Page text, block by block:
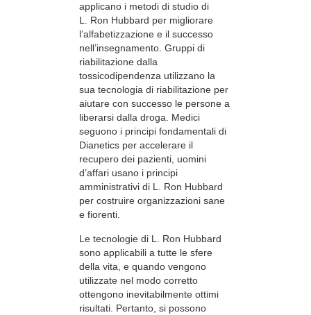
applicano i metodi di studio di
L. Ron Hubbard per migliorare
l’alfabetizzazione e il successo
nell’insegnamento. Gruppi di
riabilitazione dalla
tossicodipendenza utilizzano la
sua tecnologia di riabilitazione per
aiutare con successo le persone a
liberarsi dalla droga. Medici
seguono i principi fondamentali di
Dianetics per accelerare il
recupero dei pazienti, uomini
d’affari usano i principi
amministrativi di L. Ron Hubbard
per costruire organizzazioni sane
e fiorenti.
Le tecnologie di L. Ron Hubbard
sono applicabili a tutte le sfere
della vita, e quando vengono
utilizzate nel modo corretto
ottengono inevitabilmente ottimi
risultati. Pertanto, si possono